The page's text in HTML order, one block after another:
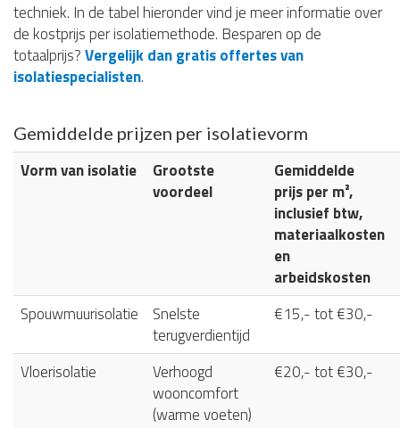
techniek. In de tabel hieronder vind je meer informatie over
de kostprijs per isolatiemethode. Besparen op de
totaalprijs?Vergelijk dan gratis offertes van
isolatiespecialisten.
Gemiddelde prijzen per isolatievorm
Vorm van isolatie
Grootste
voordeel
Gemiddelde
prijs per m²,
inclusief btw,
materiaalkosten
en
arbeidskosten
Spouwmuurisolatie
Snelste
terugverdientijd
€15,- tot €30,-
Vloerisolatie
Verhoogd
wooncomfort
(warme voeten)
€20,- tot €30,-